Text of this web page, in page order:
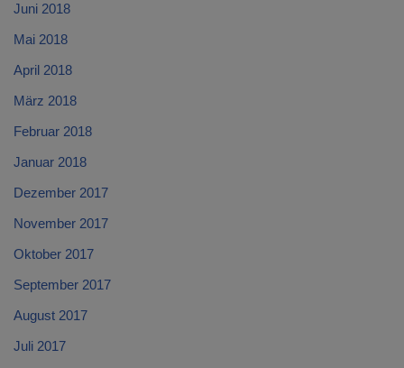
Juni 2018
Mai 2018
April 2018
März 2018
Februar 2018
Januar 2018
Dezember 2017
November 2017
Oktober 2017
September 2017
August 2017
Juli 2017